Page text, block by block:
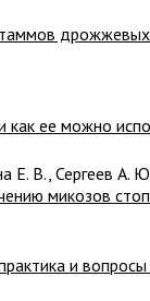
ее можно
Е. В., Сергеев А.
микозов
и